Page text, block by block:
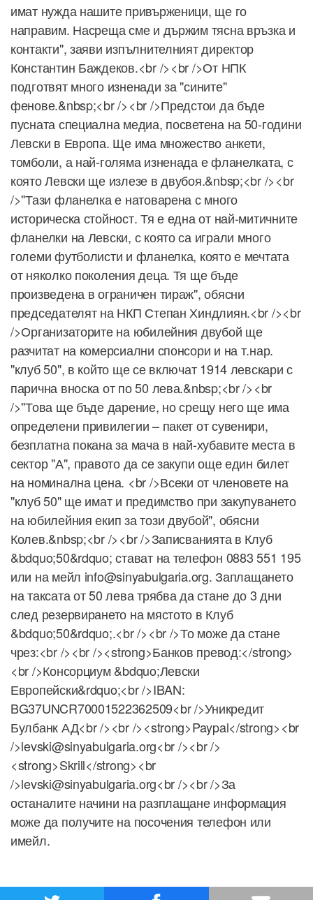
имат нужда нашите привърженици, ще го
направим. Насреща сме и държим тясна връзка и
контакти", заяви изпълнителният директор
Константин Баждеков.<br /><br />От НПК
подготвят много изненади за "сините"
фенове.&nbsp;<br /><br />Предстои да бъде
пусната специална медиа, посветена на 50-години
Левски в Европа. Ще има множество анкети,
томболи, а най-голяма изненада е фланелката, с
която Левски ще излезе в двубоя.&nbsp;<br /><br
/>"Тази фланелка е натоварена с много
историческа стойност. Тя е една от най-митичните
фланелки на Левски, с която са играли много
големи футболисти и фланелка, която е мечтата
от няколко поколения деца. Тя ще бъде
произведена в ограничен тираж", обясни
председателят на НКП Степан Хиндлиян.<br /><br
/>Организаторите на юбилейния двубой ще
разчитат на комерсиални спонсори и на т.нар.
"клуб 50", в който ще се включат 1914 левскари с
парична вноска от по 50 лева.&nbsp;<br /><br
/>"Това ще бъде дарение, но срещу него ще има
определени привилегии – пакет от сувенири,
безплатна покана за мача в най-хубавите места в
сектор "А", правото да се закупи още един билет
на номинална цена. <br />Всеки от членовете на
"клуб 50" ще имат и предимство при закупуването
на юбилейния екип за този двубой", обясни
Колев.&nbsp;<br /><br />Записванията в Клуб
&bdquo;50&rdquo; стават на телефон 0883 551 195
или на мейл info@sinyabulgaria.org. Заплащането
на таксата от 50 лева трябва да стане до 3 дни
след резервирането на мястото в Клуб
&bdquo;50&rdquo;.<br /><br />То може да стане
чрез:<br /><br /><strong>Банков превод:</strong>
<br />Консорциум &bdquo;Левски
Европейски&rdquo;<br />IBAN:
BG37UNCR70001522362509<br />Уникредит
Булбанк АД<br /><br /><strong>Paypal</strong><br
/>levski@sinyabulgaria.org<br /><br />
<strong>Skrill</strong><br
/>levski@sinyabulgaria.org<br /><br />За
останалите начини на разплащане информация
може да получите на посочения телефон или
имейл.